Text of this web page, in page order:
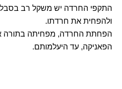
התקפי החרדה יש משקל רב בסבל
ולהפחית את חרדתו.
הפחתת החרדה, מפחיתה בתורה
הפאניקה, עד היעלמותם.